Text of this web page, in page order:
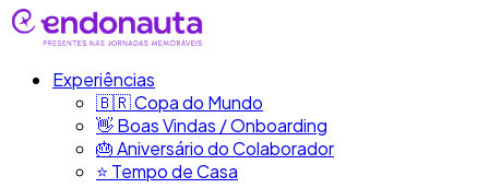
Experiências
🇧🇷​ Copa do Mundo
👋​ Boas Vindas / Onboarding
🎂​ Aniversário do Colaborador
⭐​ Tempo de Casa